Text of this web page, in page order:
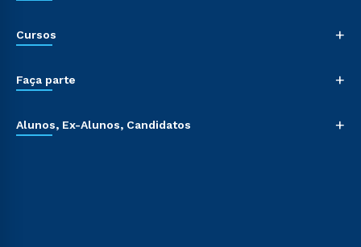
Cursos +
Faça parte +
Alunos, Ex-Alunos, Candidatos +